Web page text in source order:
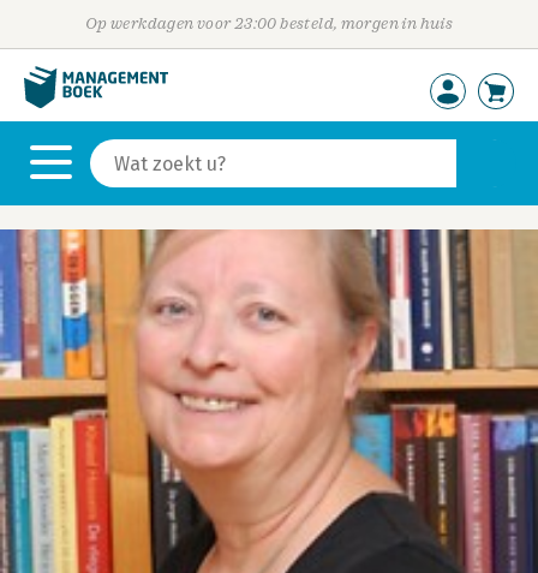
Op werkdagen voor 23:00 besteld, morgen in huis